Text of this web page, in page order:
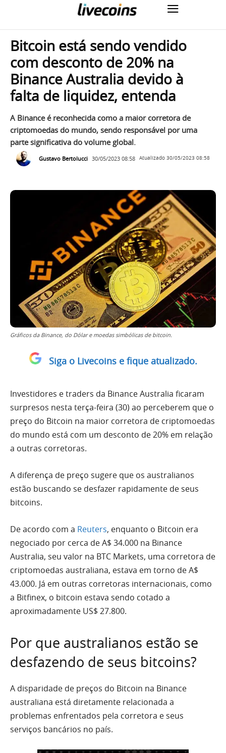
Bitcoin está sendo vendido
com desconto de 20% na
Binance Australia devido à
falta de liquidez, entenda
A Binance é reconhecida como a maior corretora de
criptomoedas do mundo, sendo responsável por uma
parte significativa do volume global.
Gustavo Bertolucci 30/05/2023 08:58 Atualizado 30/05/2023 08:58
Gráficos da Binance, do Dólar e moedas simbólicas de bitcoin.
Siga o Livecoins e fique atualizado.
Investidores e traders da Binance Australia ficaram
surpresos nesta terça-feira (30) ao perceberem que o
preço do Bitcoin na maior corretora de criptomoedas
do mundo está com um desconto de 20% em relação
a outras corretoras.
A diferença de preço sugere que os australianos
estão buscando se desfazer rapidamente de seus
bitcoins.
De acordo com a Reuters, enquanto o Bitcoin era
negociado por cerca de A$ 34.000 na Binance
Australia, seu valor na BTC Markets, uma corretora de
criptomoedas australiana, estava em torno de A$
43.000. Já em outras corretoras internacionais, como
a Bitfinex, o bitcoin estava sendo cotado a
aproximadamente US$ 27.800.
Por que australianos estão se
desfazendo de seus bitcoins?
A disparidade de preços do Bitcoin na Binance
australiana está diretamente relacionada a
problemas enfrentados pela corretora e seus
serviços bancários no país.